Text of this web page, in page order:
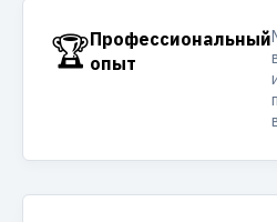
🏆Профессиональный
опыт